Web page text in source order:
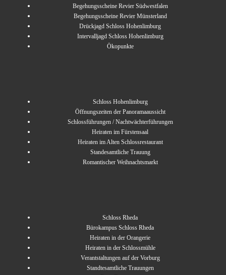
Begehungsscheine Revier Südwestfalen
Begehungsscheine Revier Münsterland
Drückjagd Schloss Hohenlimburg
Intervalljagd Schloss Hohenlimburg
Ökopunkte
Schloss Hohenlimburg
Öffnungszeiten der Panoramaaussicht
Schlossführungen / Nachtwächterführungen
Heiraten im Fürstensaal
Heiraten im Alten Schlossrestaurant
Standesamtliche Trauung
Romantischer Weihnachtsmarkt
Schloss Rheda
Bürokampus Schloss Rheda
Heiraten in der Orangerie
Heiraten in der Schlossmühle
Verantstaltungen auf der Vorburg
Standtesamtliche Trauungen